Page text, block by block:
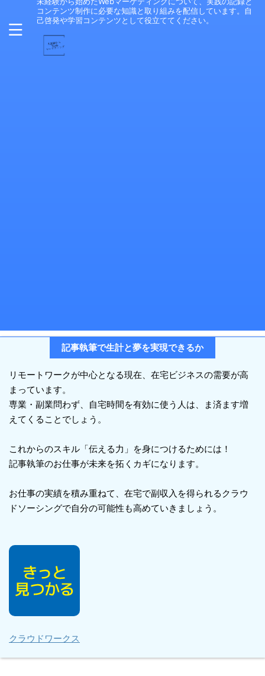
コンテンツ制作に必要な知識と取り組みを配信しています。自
己啓発や学習コンテンツとして役立ててください。
記事執筆で生計と夢を実現できるか
リモートワークが中心となる現在、在宅ビジネスの需要が高
まっています。
専業・副業問わず、自宅時間を有効に使う人は、ま済ます増
えてくることでしょう。
これからのスキル「伝える力」を身につけるためには！
記事執筆のお仕事が未来を拓くカギになります。
お仕事の実績を積み重ねて、在宅で副収入を得られるクラウ
ドソーシングで自分の可能性も高めていきましょう。
クラウドワークス